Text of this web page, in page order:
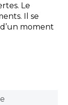
Le
Il se
moment